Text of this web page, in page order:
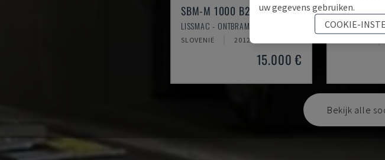
SBM-M 1000 B2
LISSMAC - ONTBRAMEN MACHINE
SLOVENIË 2012
15.000 €
41SERIE
TIMESAVERS
Bekijk alle
uw gegevens gebruiken.
COOKIE-